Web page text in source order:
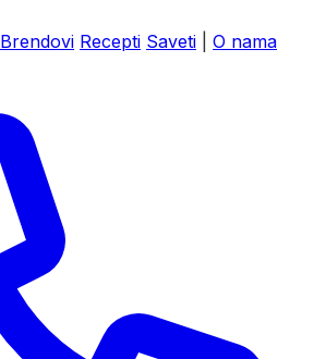
Brendovi Recepti Saveti
O nama